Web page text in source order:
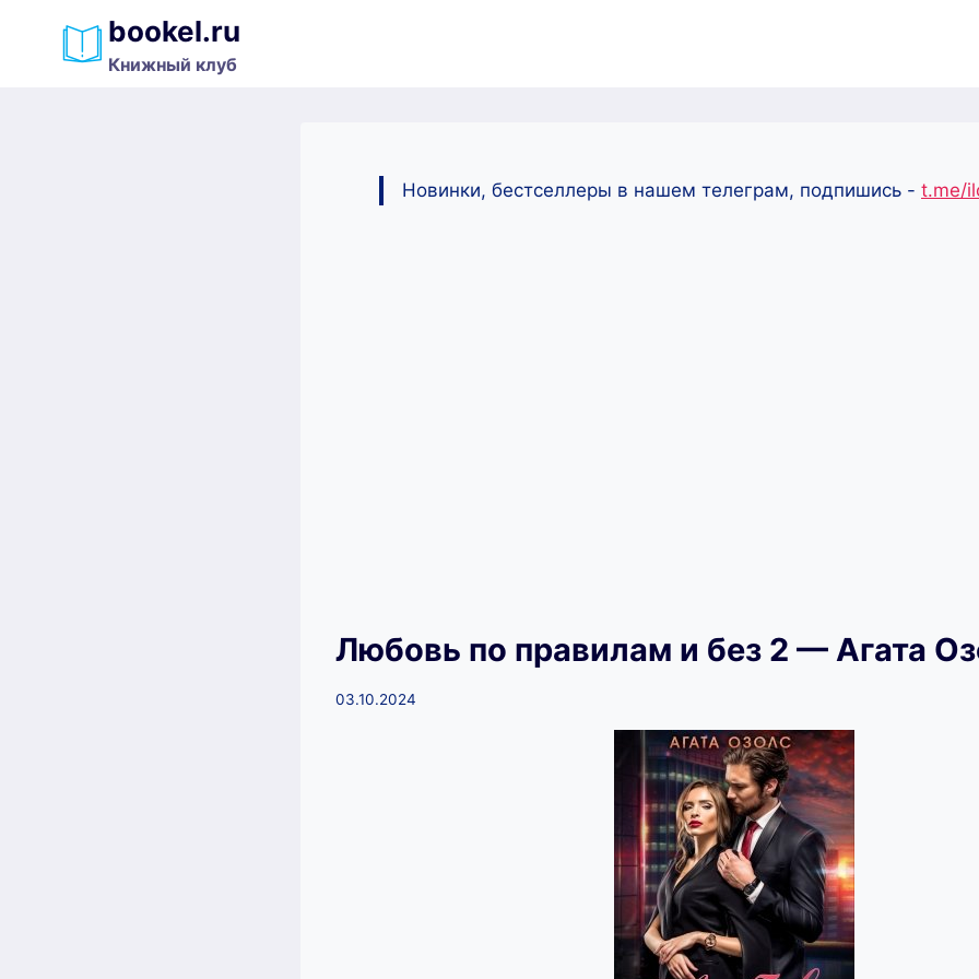
содержимому
bookel.ru
Книжный клуб
Новинки, бестселлеры в нашем телеграм, подпишись - t.me/
Любовь по правилам и без 2 — Агата
03.10.2024